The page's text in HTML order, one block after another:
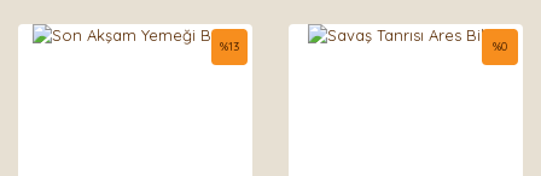
%13 %0